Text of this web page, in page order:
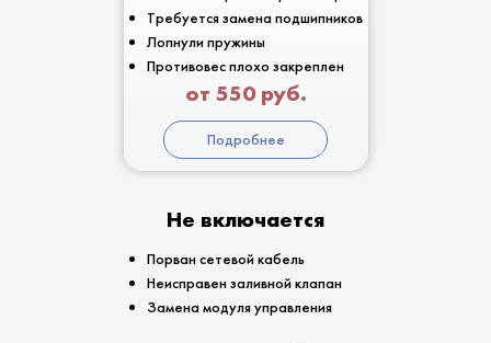
Требуется замена подшипников
Лопнули пружины
Противовес плохо закреплен
от 550 руб.
Подробнее
Не включается
Порван сетевой кабель
Неисправен заливной клапан
Замена модуля управления